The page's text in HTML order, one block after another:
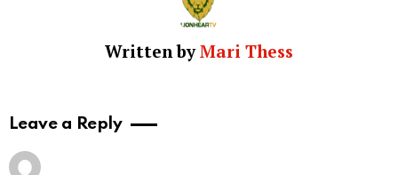
Written byMari Thess
Leave a Reply